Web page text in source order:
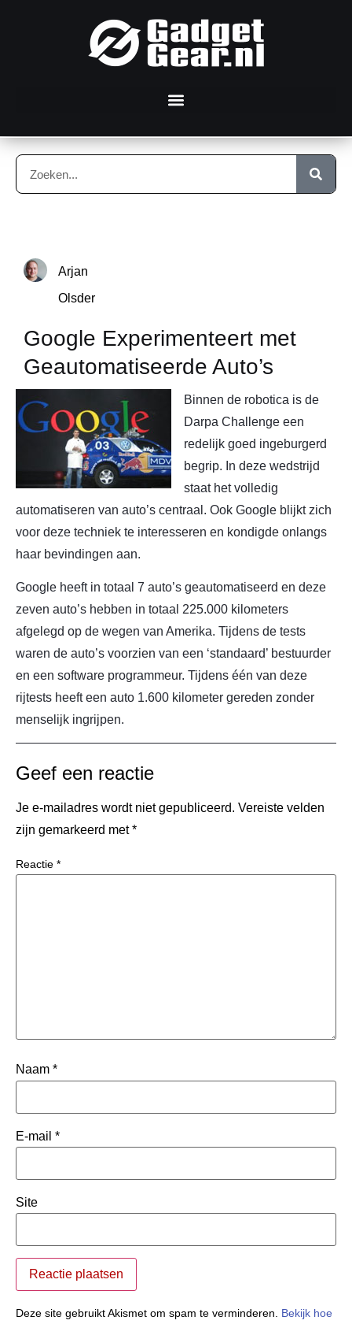
Arjan
Olsder
Google Experimenteert met
Geautomatiseerde Auto’s
Binnen de robotica is de
Darpa Challenge een
redelijk goed ingeburgerd
begrip. In deze wedstrijd
staat het volledig
automatiseren van auto’s centraal. Ook Google blijkt zich
voor deze techniek te interesseren en kondigde onlangs
haar bevindingen aan.
Google heeft in totaal 7 auto’s geautomatiseerd en deze
zeven auto’s hebben in totaal 225.000 kilometers
afgelegd op de wegen van Amerika. Tijdens de tests
waren de auto’s voorzien van een ‘standaard’ bestuurder
en een software programmeur. Tijdens één van deze
rijtests heeft een auto 1.600 kilometer gereden zonder
menselijk ingrijpen.
Geef een reactie
Je e-mailadres wordt niet gepubliceerd. Vereiste velden
zijn gemarkeerd met*
Reactie *
Naam *
E-mail *
Site
Deze site gebruikt Akismet om spam te verminderen. Bekijk hoe